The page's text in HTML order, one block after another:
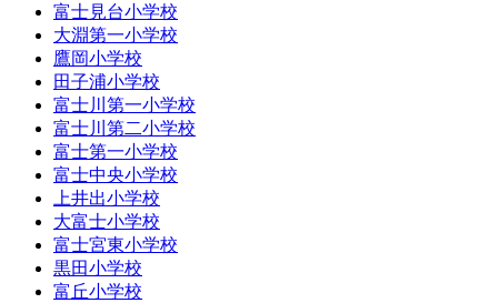
富士見台小学校
大淵第一小学校
鷹岡小学校
田子浦小学校
富士川第一小学校
富士川第二小学校
富士第一小学校
富士中央小学校
上井出小学校
大富士小学校
富士宮東小学校
黒田小学校
富丘小学校